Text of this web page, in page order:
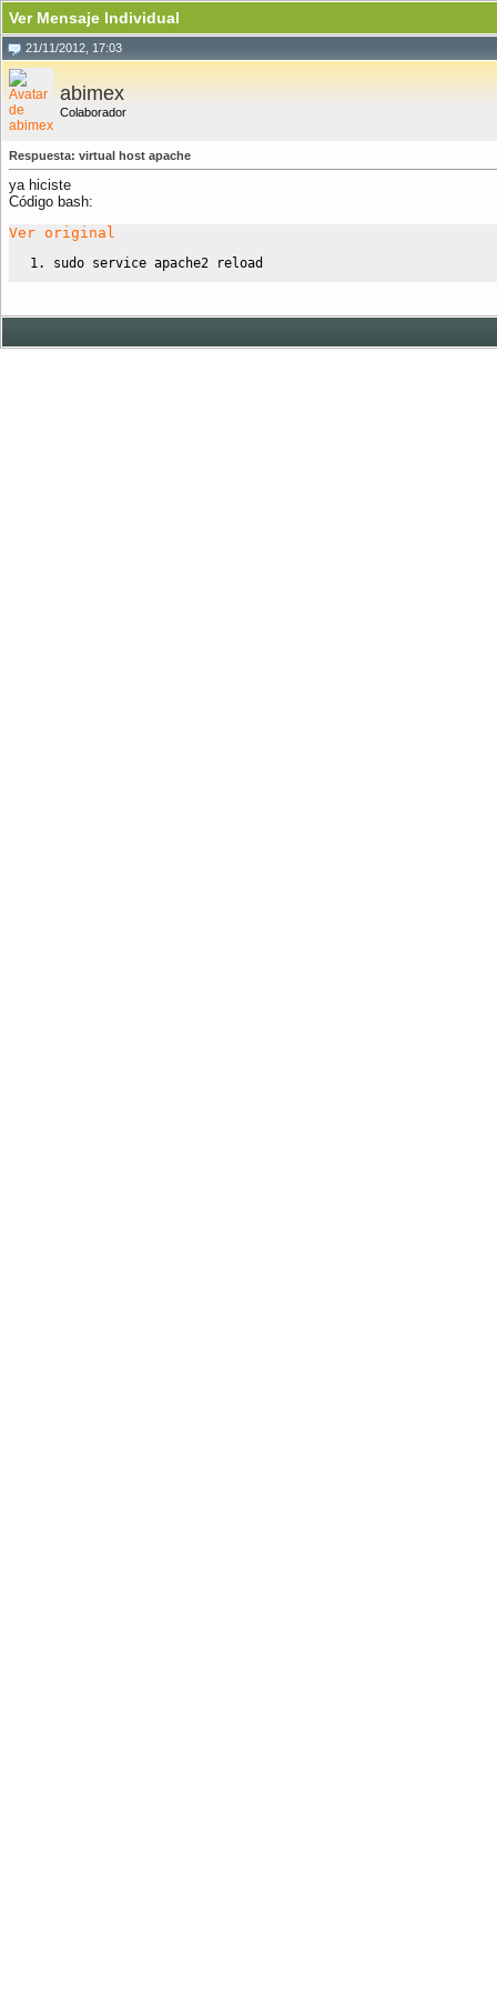
Ver Mensaje Individual
21/11/2012, 17:03
abimex
Colaborador
Respuesta: virtual host apache
ya hiciste
Código bash:
Ver original
sudo service apache2 reload